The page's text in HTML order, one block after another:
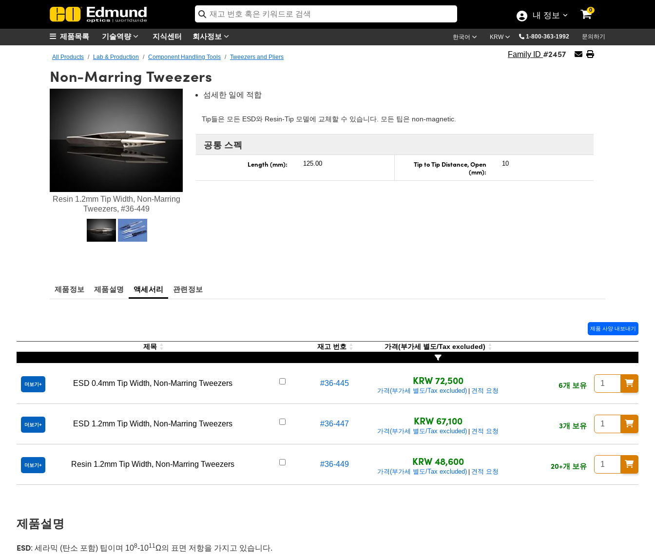
내 정보
0
기술역량 지식센터 회사정보 한국어 KRW 1-800-363-1992 문의하기
제품목록
All Products Lab & Production Component Handling Tools Tweezers and Pliers Family ID #2457
Non-Marring Tweezers
Resin 1.2mm Tip Width, Non-Marring
Tweezers, #36-449
섬세한 일에 적합
Tip들은 모든 ESD와 Resin-Tip 모델에 교체할 수 있습니다. 모든 팁은 non-magnetic.
공통 스펙
Length (mm): 125.00
Tip to Tip Distance, Open
(mm):
10
제품정보 제품설명 액세서리 관련정보
제품 사양 내보내기
제목 재고 번호 가격(부가세 별도/Tax excluded)
더보기 ESD 0.4mm Tip Width, Non-Marring Tweezers #36-445 KRW 72,500
가격(부가세 별도/Tax excluded) 견적 요청
6개 보유
더보기 ESD 1.2mm Tip Width, Non-Marring Tweezers #36-447 KRW 67,100
가격(부가세 별도/Tax excluded) 견적 요청
3개 보유
더보기 Resin 1.2mm Tip Width, Non-Marring Tweezers #36-449 KRW 48,600
가격(부가세 별도/Tax excluded) 견적 요청
20+개 보유
제품설명
ESD: 세라믹 (탄소 포함) 팁이며 108-1011Ω의 표면 저항을 가지고 있습니다.